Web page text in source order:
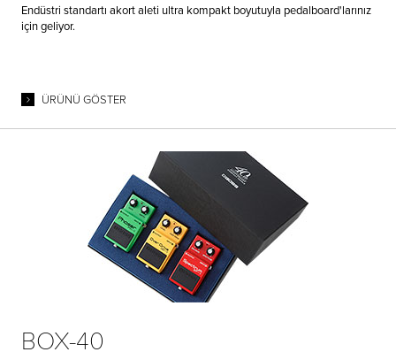
Endüstri standartı akort aleti ultra kompakt boyutuyla pedalboard'larınız
için geliyor.
ÜRÜNÜ GÖSTER
BOX-40